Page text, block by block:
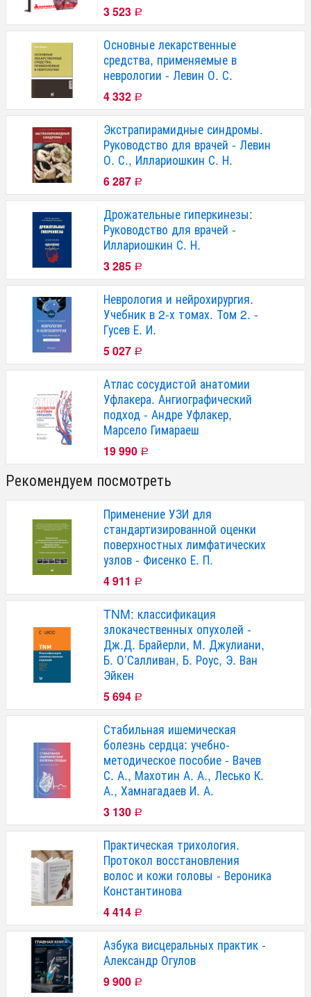
3 523 Р
Основные лекарственные
средства, применяемые в
неврологии - Левин О. С.
4 332 Р
Экстрапирамидные синдромы.
Руководство для врачей - Левин
О. С., Иллариошкин С. Н.
6 287 Р
Дрожательные гиперкинезы:
Руководство для врачей -
Иллариошкин С. Н.
3 285 Р
Неврология и нейрохирургия.
Учебник в 2-х томах. Том 2. -
Гусев Е. И.
5 027 Р
Атлас сосудистой анатомии
Уфлакера. Ангиографический
подход - Андре Уфлакер,
Марсело Гимараеш
19 990 Р
Рекомендуем посмотреть
Применение УЗИ для
стандартизированной оценки
поверхностных лимфатических
узлов - Фисенко Е. П.
4 911 Р
TNM: классификация
злокачественных опухолей -
Дж.Д. Брайерли, М. Джулиани,
Б. О’Салливан, Б. Роус, Э. Ван
Эйкен
5 694 Р
Стабильная ишемическая
болезнь сердца: учебно-
методическое пособие - Вачев
С. А., Махотин А. А., Лесько К.
А., Хамнагадаев И. А.
3 130 Р
Практическая трихология.
Протокол восстановления
волос и кожи головы - Вероника
Константинова
4 414 Р
Азбука висцеральных практик -
Александр Огулов
9 900 Р